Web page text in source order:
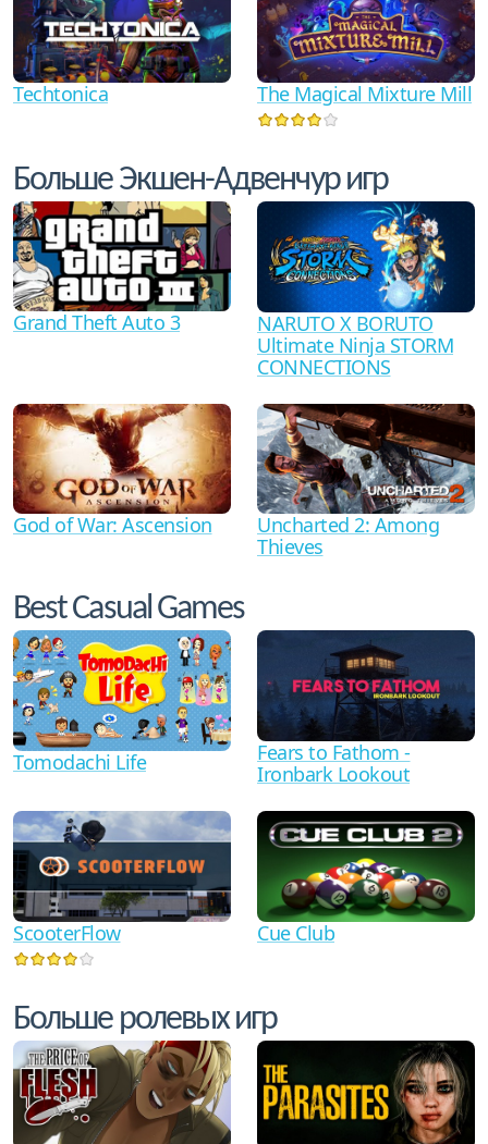
Techtonica The Magical Mixture Mill
Больше Экшен-Адвенчур игр
Grand Theft Auto 3
NARUTO X BORUTO
Ultimate Ninja STORM
CONNECTIONS
God of War: Ascension
Uncharted 2: Among
Thieves
Best Casual Games
Tomodachi Life
Fears to Fathom -
Ironbark Lookout
ScooterFlow Cue Club
Больше ролевых игр